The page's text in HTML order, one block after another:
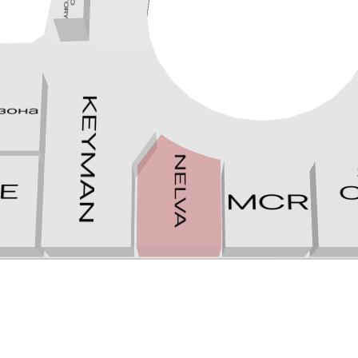
г. Минск, ул. П.
Мстиславца, 9,
(«Дана центр»)
INSTAGRAM
DANA MALL, 2025